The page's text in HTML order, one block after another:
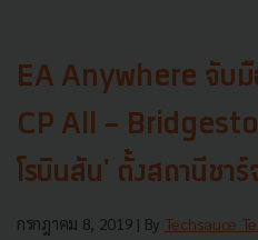
EA Anywhere จับ
CP All -
โรบินสัน' ตั้งสถานีชา
กรกฎาคม 8, 2019 | By Techsauce